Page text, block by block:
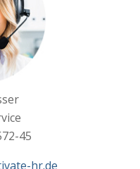
45
hr.de